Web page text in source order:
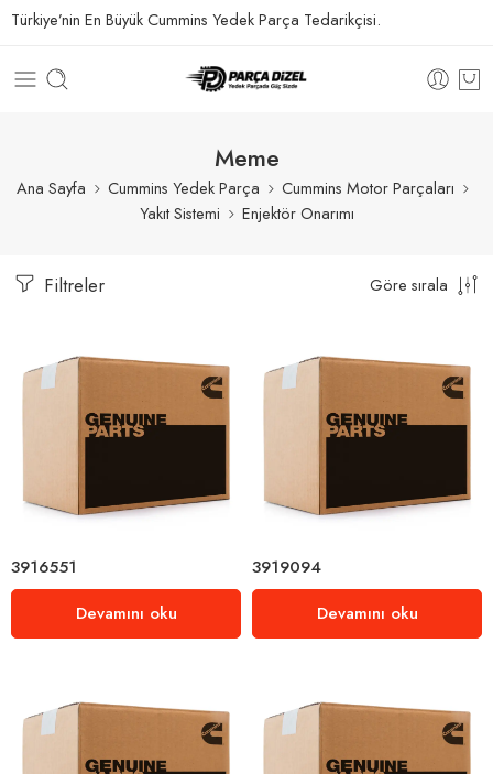
Türkiye’nin En Büyük Cummins Yedek Parça Tedarikçisi.
Meme
Ana Sayfa Cummins Yedek Parça
Cummins Motor Parçaları
Yakıt Sistemi
Enjektör Onarımı
Filtreler Göre sırala
3916551
Devamını oku
3919094
Devamını oku